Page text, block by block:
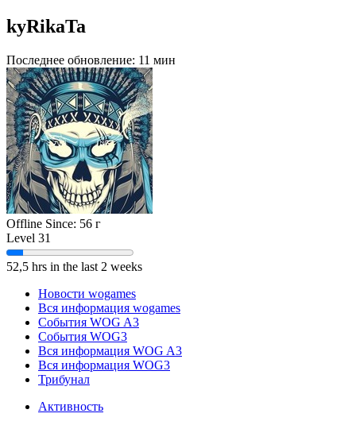
kyRikaTa
Последнее обновление: 11 мин
Offline Since: 56 г
Level 31
52,5 hrs in the last 2 weeks
Новости wogames
Вся информация wogames
События WOG A3
События WOG3
Вся информация WOG A3
Вся информация WOG3
Трибунал
Активность